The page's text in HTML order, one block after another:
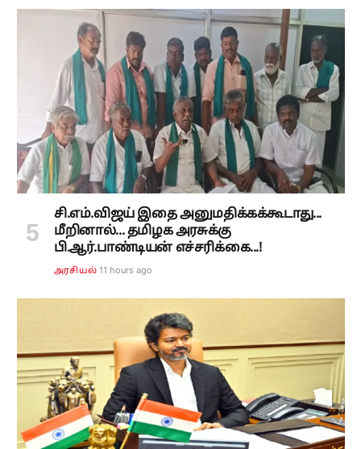
சி.எம்.விஜய் இதை அனுமதிக்கக்கூடாது...
மீறினால்... தமிழக அரசுக்கு
பி.ஆர்.பாண்டியன் எச்சரிக்கை...!
அரசியல் 11 hours ago